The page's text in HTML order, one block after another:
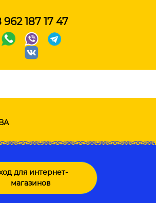
962 187 17 47
для интернет-
магазинов